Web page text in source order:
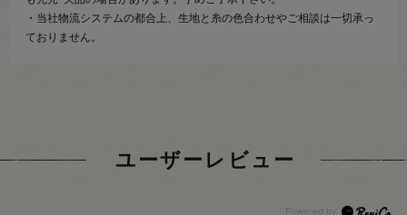
・当社物流システムの都合上、生地と糸の色合わせやご相談は一切承っ
ておりません。
ユーザーレビュー